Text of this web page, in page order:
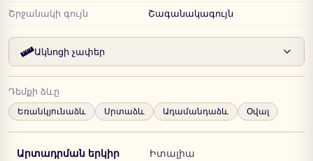
Շրջանակի գույն Շագանակագույն
Ակնոցի չափեր
Դեմքի ձևը
Եռանկյունաձև Սրտաձև Ադամանդաձև Օվալ
Արտադրման երկիր Իտալիա